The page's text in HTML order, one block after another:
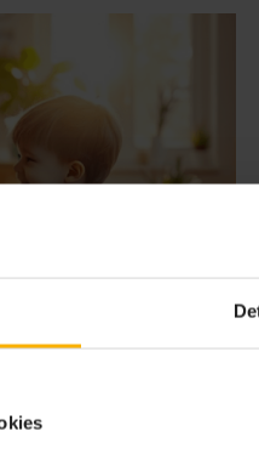
die beste Wahl
ist eine der
eigenen Vorzüge und